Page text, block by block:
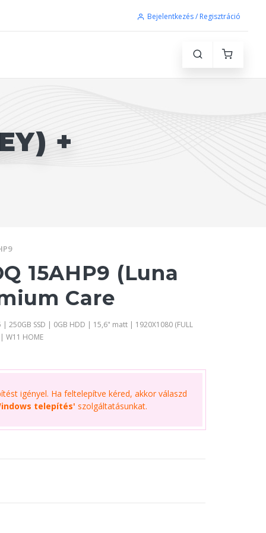
Bejelentkezés / Regisztráció
+
15AHP9 (Luna
Care
| 250GB SSD | 0GB HDD | 15,6" matt | 1920X1080 (FULL
W11 HOME
igényel. Ha feltelepítve kéred, akkor válaszd
telepítés' szolgáltatásunkat.